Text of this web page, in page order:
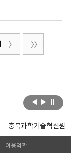
충북과학기술혁신원
이용약관